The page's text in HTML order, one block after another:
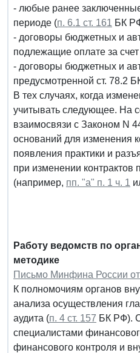
- любые ранее
периоде (п. 6.1 ст. 161 БК
- договоры бюджетных и
подлежащие оплате за
- договоры бюджетных и
предусмотренной ст. 78.2
В тех случаях, когда
учитывать следующее. На
взаимосвязи с Законом N
оснований для изменения
появления практики и
при изменении контрактов
(например, пп. "а" п. 1 ч. 1
Работу ведомств по
методике
Письмо Минфина России от
К полномочиям органов
анализа осуществления
аудита (п. 4 ст. 157 БК РФ).
специалистами
финансового контроля и